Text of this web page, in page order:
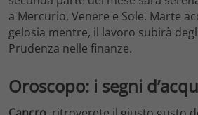
a Mercurio, Venere e Sole. Marte
gelosia mentre, il lavoro subirà
Prudenza nelle finanze.
Oroscopo: i segni